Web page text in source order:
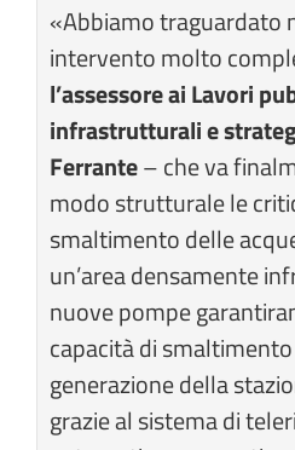
«Abbiamo traguardato
intervento molto
l’assessore ai Lavori
infrastrutturali e
Ferrante– che va
modo strutturale le
smaltimento delle
un’area densamente
nuove pompe
capacità di
generazione della
grazie al sistema di